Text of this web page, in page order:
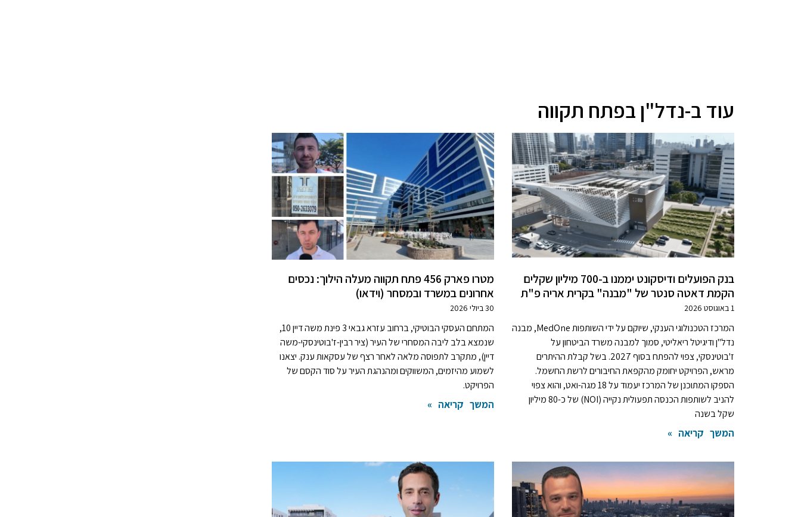
עוד ב-נדל"ן בפתח תקווה
בנק הפועלים ודיסקונט יממנו ב-700 מיליון שקלים
הקמת דאטה סנטר של "מבנה" בקרית אריה פ"ת
1 באוגוסט 2026
המרכז הטכנולוגי הענקי, שיוקם על ידי השותפות MedOne, מבנה
נדל"ן ודיגיטל ריאליטי, סמוך למבנה משרד הביטחון על
ז'בוטינסקי, צפוי להפתח בסוף 2027. בשל קבלת ההיתרים
מראש, הפרויקט יחומק מהקפאת החיבורים לרשת החשמל.
הספקו המתוכנן של המרכז יעמוד על 18 מגה-ואט, והוא צפוי
להניב לשותפות הכנסה תפעולית נקייה (NOI) של כ-80 מיליון
שקל בשנה
המשך קריאה »
מטרו פארק 456 פתח תקווה מעלה הילוך: נכסים
אחרונים במשרד ובמסחר (וידאו)
30 ביולי 2026
המתחם העסקי הבוטיקי, ברחוב עזרא גבאי 3 פינת משה דיין 10,
שנמצא בלב ליבה המסחרי של העיר (ציר רבין-ז'בוטינסקי-משה
דיין), מתקרב לתפוסה מלאה לאחר רצף של עסקאות ענק. יצאנו
לשמוע מהיזמים, המשווקים ומהנהגת העיר על סוד הקסם של
הפרויקט.
המשך קריאה »